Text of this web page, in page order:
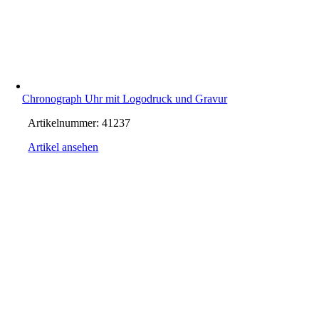
Chronograph Uhr mit Logodruck und Gravur
Artikelnummer:41237
Artikel ansehen